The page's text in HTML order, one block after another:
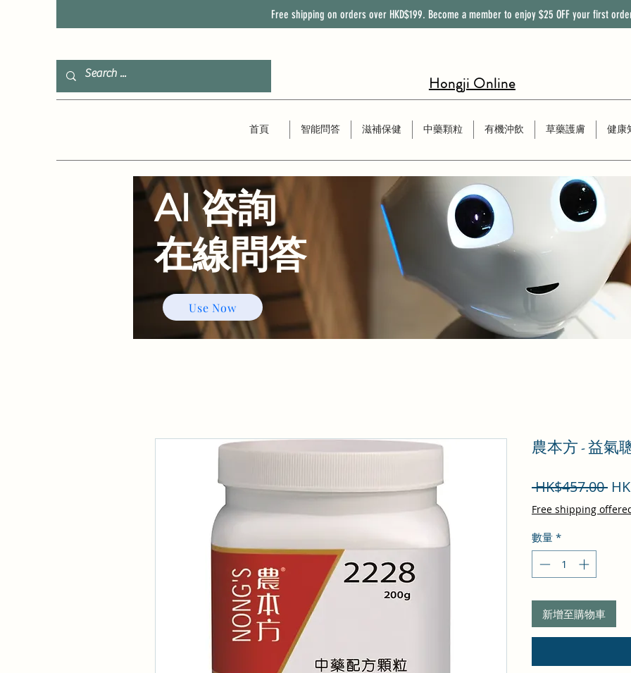
Free shipping on orders over HKD$199. Become a member to enjoy $25 OFF your first
Hongji Online
首頁 智能問答 滋補保健 中藥顆粒 有機沖飲 草藥護膚 健康
農本方 - 益氣
HK$457.00 一
般
Free shipping
數量 *
新增至購物車
Use Now
AI 咨詢
​在線問答